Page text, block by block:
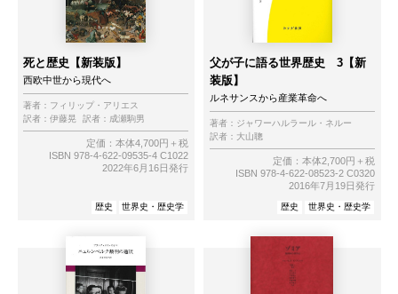
死と歴史【新装版】
西欧中世から現代へ
著者： フィリップ・アリエス
訳者： 伊藤晃 訳者： 成瀬駒男
定価：本体4,700円＋税
ISBN 978-4-622-09535-4 C1022
2022年6月16日発行
歴史 世界史・歴史学
父が子に語る世界歴史 3【新
装版】
ルネサンスから産業革命へ
著者： ジャワーハルラール・ネルー
訳者： 大山聰
定価：本体2,700円＋税
ISBN 978-4-622-08523-2 C0320
2016年7月19日発行
歴史 世界史・歴史学